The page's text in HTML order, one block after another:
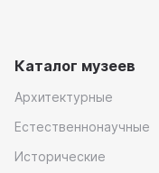
Каталог музеев
Архитектурные
Естественнонаучные
Исторические